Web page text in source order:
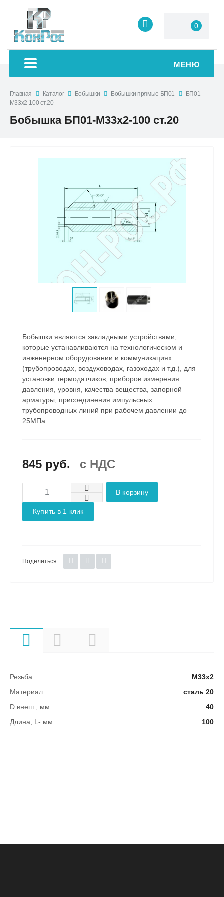
0
МЕНЮ
Главная Каталог Бобышки Бобышки прямые БП01
БП01-
М33х2-100 ст.20
Бобышка БП01-М33х2-100 ст.20
Бобышки являются закладными устройствами,
которые устанавливаются на технологическом и
инженерном оборудовании и коммуникациях
(трубопроводах, воздуховодах, газоходах и т.д.), для
установки термодатчиков, приборов измерения
давления, уровня, качества вещества, запорной
арматуры, присоединения импульсных
трубопроводных линий при рабочем давлении до
25МПа.
845 руб. c НДС
В корзину
Купить в 1 клик
Поделиться:
Резьба
М33х2
Материал
сталь 20
D внеш., мм
40
Длина, L- мм
100